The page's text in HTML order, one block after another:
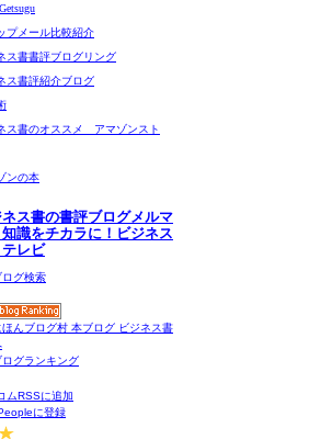
プメール比較紹介
ス書書評ブログリング
ス書評紹介ブログ
ス書のオススメ アマゾンスト
ンの本
ネス書の書評ブログメルマ
知識をチカラに！ビジネス
レビ
ムRSSに追加
に登録